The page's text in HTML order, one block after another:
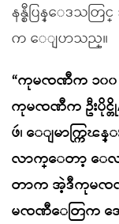
နန္စီပြန္ေဒသတြ
က ေျပာသည္။
“ကုမၸဏီက ၁၀
ကုမၸဏီက ဦးပိုင္တို
ဖဴ၊ ေျမာက္ကြၽ
လာက္ေတာ့ ေလ
တာက အဲ့ဒီကုမၸ
မၸဏီေတြက အ